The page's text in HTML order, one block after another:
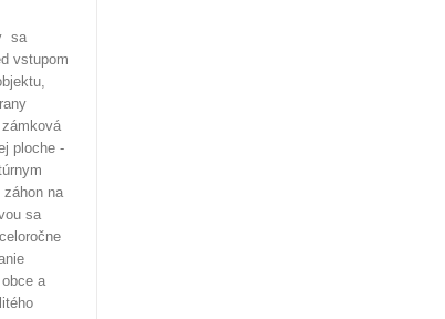
sa
vstupom
ploche -
na
sa
a